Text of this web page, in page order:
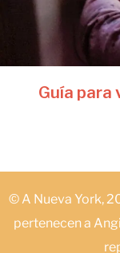
Guía para
© A Nueva York,
pertenecen a